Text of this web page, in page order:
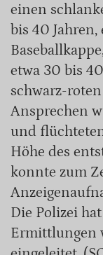
einen
bis 40
etwa 30 bis
schwarz-
Ansprechen
und
Höhe des
konnte zum
Die Polizei
Ermittlungen